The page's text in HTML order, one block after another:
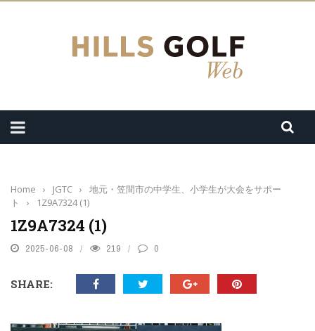
Home › JGTC ›
地元・笠間市の中学生、小学生が大会をサポー
ト
› 1Z9A7324 (1)
1Z9A7324 (1)
2025-06-08 219 0
SHARE: